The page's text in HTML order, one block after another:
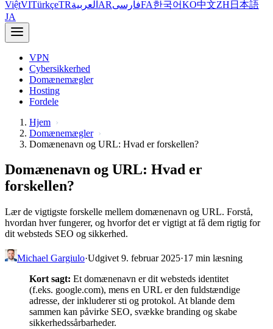
ViệtVITürkçeTRالعربية ARفارسیFA한국어KO中文ZH 日本語
JA
VPN
Cybersikkerhed
Domænemægler
Hosting
Fordele
Hjem
Domænemægler
Domænenavn og URL: Hvad er forskellen?
Domænenavn og URL: Hvad er
forskellen?
Lær de vigtigste forskelle mellem domænenavn og URL. Forstå,
hvordan hver fungerer, og hvorfor det er vigtigt at få dem rigtig for
dit websteds SEO og sikkerhed.
Michael Gargiulo·Udgivet 9. februar 2025·17 min læsning
Kort sagt: Et domænenavn er dit websteds identitet
(f.eks. google.com), mens en URL er den fuldstændige
adresse, der inkluderer sti og protokol. At blande dem
sammen kan påvirke SEO, svække branding og skabe
sikkerhedssårbarheder.